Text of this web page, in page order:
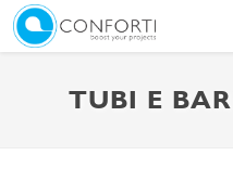
TUBI E